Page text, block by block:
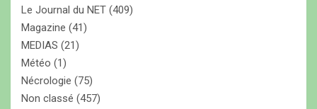
Le Journal du NET (409)
Magazine (41)
MEDIAS (21)
Météo (1)
Nécrologie (75)
Non classé (457)